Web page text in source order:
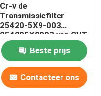
Cr-v de
Transmissiefilter
25420-5X9-003
254205X9003 van CVT
Honda Accord
Beste prijs
Contacteer ons